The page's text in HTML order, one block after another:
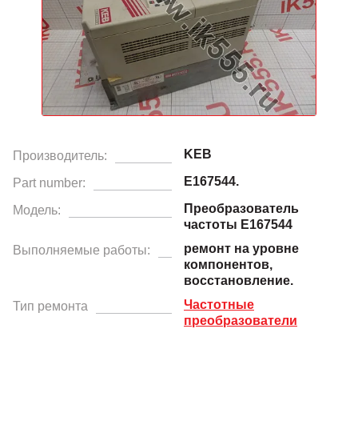
Производитель: KEB
Part number: E167544.
Модель:
Преобразователь
частоты E167544
Выполняемые работы:
ремонт на уровне
компонентов,
восстановление.
Тип ремонта
Частотные
преобразователи